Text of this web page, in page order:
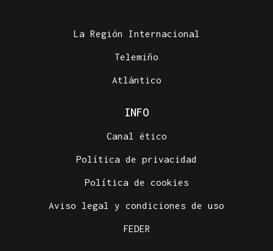
La Región Internacional
Telemiño
Atlántico
INFO
Canal ético
Política de privacidad
Política de cookies
Aviso legal y condiciones de uso
FEDER